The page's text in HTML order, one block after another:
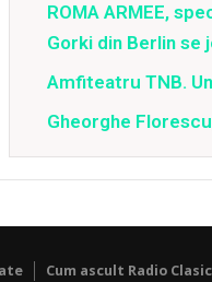
ROMA ARMEE,
Gorki din Berlin se
Amfiteatru TNB.
Gheorghe
Cum ascult Radio